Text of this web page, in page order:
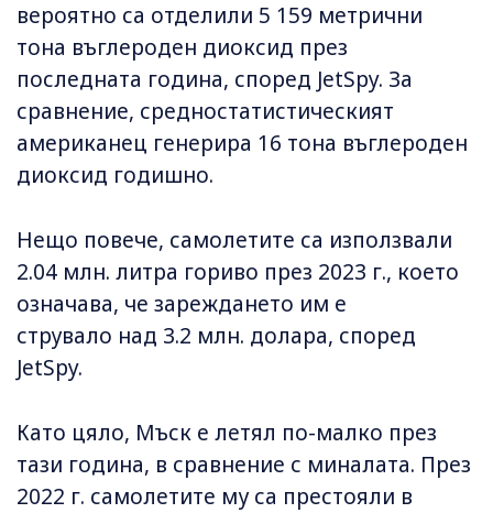
вероятно са отделили 5 159 метрични
тона въглероден диоксид през
последната година, според JetSpy. За
сравнение, средностатистическият
американец генерира 16 тона въглероден
диоксид годишно.
Нещо повече, самолетите са използвали
2.04 млн. литра гориво през 2023 г., което
означава, че зареждането им е
струвало над 3.2 млн. долара, според
JetSpy.
Като цяло, Мъск е летял по-малко през
тази година, в сравнение с миналата. През
2022 г. самолетите му са престояли в